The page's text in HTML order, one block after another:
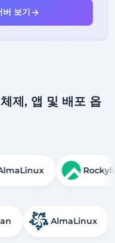
보기
제, 앱 및 배포 옵
AlmaLinux
AlmaLinux